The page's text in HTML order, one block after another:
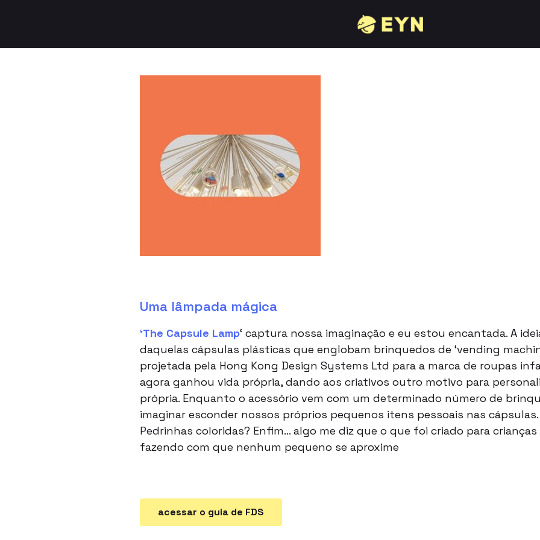
Uma lâmpada mágica
‘The Capsule Lamp‘ captura nossa imaginação e eu estou encantada. A
daquelas cápsulas plásticas que englobam brinquedos de ‘vending
projetada pela Hong Kong Design Systems Ltd para a marca de roupas
agora ganhou vida própria, dando aos criativos outro motivo para
própria. Enquanto o acessório vem com um determinado número de
imaginar esconder nossos próprios pequenos itens pessoais nas
Pedrinhas coloridas? Enfim… algo me diz que o que foi criado para
fazendo com que nenhum pequeno se aproxime
acessar o guia de FDS